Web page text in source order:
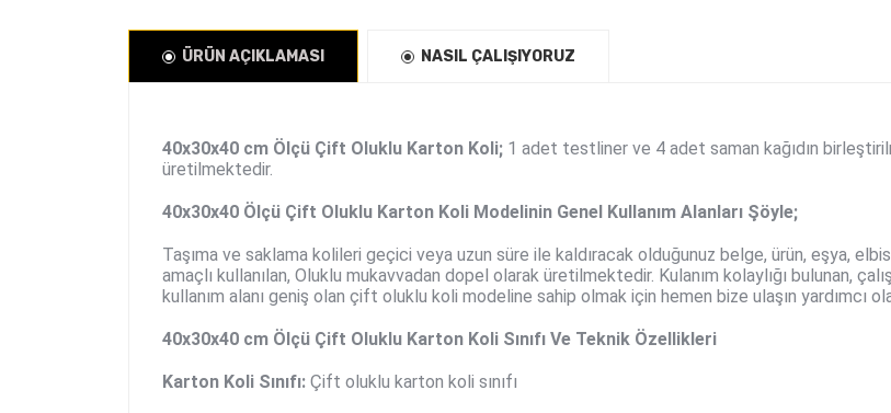
ÜRÜN AÇIKLAMASI NASIL ÇALIŞIYORUZ
40x30x40 cm Ölçü Çift Oluklu Karton Koli; 1 adet testliner ve 4 adet saman kağıdın
üretilmektedir.
40x30x40 Ölçü Çift Oluklu Karton Koli Modelinin Genel Kullanım Alanları Şöyle;
Taşıma ve saklama kolileri geçici veya uzun süre ile kaldıracak olduğunuz belge, ürün, eşya,
amaçlı kullanılan, Oluklu mukavvadan dopel olarak üretilmektedir. Kulanım kolaylığı bulunan,
kullanım alanı geniş olan çift oluklu koli modeline sahip olmak için hemen bize ulaşın yardımcı
40x30x40 cm Ölçü Çift Oluklu Karton Koli Sınıfı Ve Teknik Özellikleri
Karton Koli Sınıfı: Çift oluklu karton koli sınıfı